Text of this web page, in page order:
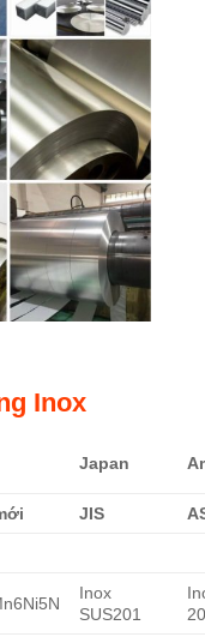
Inox
Japan
JIS
Inox
SUS201